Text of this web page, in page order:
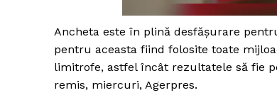
Ancheta este în plină desfăşurare
pentru aceasta fiind folosite toate
limitrofe, astfel încât rezultatele să fie
remis, miercuri, Agerpres.